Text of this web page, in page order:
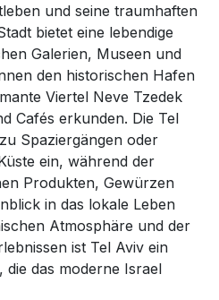
und seine traumhaften
bietet eine lebendige
Galerien, Museen und
den historischen Hafen
Viertel Neve Tzedek
Cafés erkunden. Die Tel
Spaziergängen oder
ein, während der
Produkten, Gewürzen
in das lokale Leben
Atmosphäre und der
ist Tel Aviv ein
das moderne Israel